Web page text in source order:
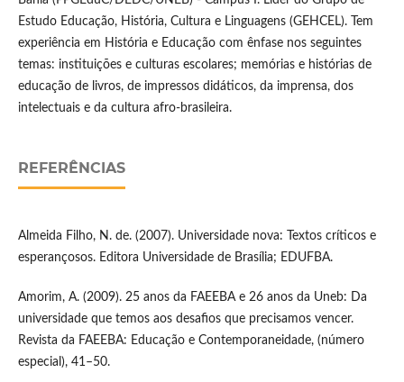
Estudo Educação, História, Cultura e Linguagens (GEHCEL). Tem
experiência em História e Educação com ênfase nos seguintes
temas: instituições e culturas escolares; memórias e histórias de
educação de livros, de impressos didáticos, da imprensa, dos
intelectuais e da cultura afro-brasileira.
REFERÊNCIAS
Almeida Filho, N. de. (2007). Universidade nova: Textos críticos e
esperançosos. Editora Universidade de Brasília; EDUFBA.
Amorim, A. (2009). 25 anos da FAEEBA e 26 anos da Uneb: Da
universidade que temos aos desafios que precisamos vencer.
Revista da FAEEBA: Educação e Contemporaneidade, (número
especial), 41–50.